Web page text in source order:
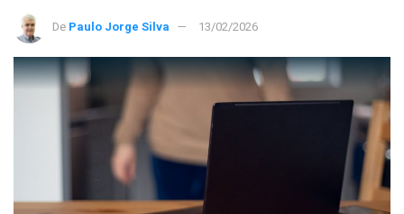
De Paulo Jorge Silva 13/02/2026